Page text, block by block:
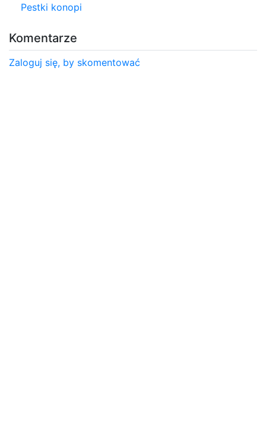
Pestki konopi
Komentarze
Zaloguj się, by skomentować